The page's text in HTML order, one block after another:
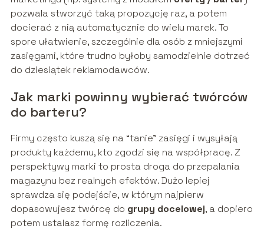
pozwala stworzyć taką propozycję raz, a potem
docierać z nią automatycznie do wielu marek. To
spore ułatwienie, szczególnie dla osób z mniejszymi
zasięgami, które trudno byłoby samodzielnie dotrzeć
do dziesiątek reklamodawców.
Jak marki powinny wybierać twórców
do barteru?
Firmy często kuszą się na “tanie” zasięgi i wysyłają
produkty każdemu, kto zgodzi się na współpracę. Z
perspektywy marki to prosta droga do przepalania
magazynu bez realnych efektów. Dużo lepiej
sprawdza się podejście, w którym najpierw
dopasowujesz twórcę do grupy docelowej, a dopiero
potem ustalasz formę rozliczenia.